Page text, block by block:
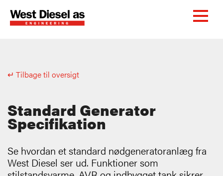
↵ Tilbage til oversigt
Standard Generator
Specifikation
Se hvordan et standard nødgeneratoranlæg fra
West Diesel ser ud. Funktioner som